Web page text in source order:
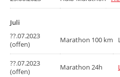
Juli
??.07.2023
(offen)
Marathon 100 km
??.07.2023
(offen)
Marathon 24h